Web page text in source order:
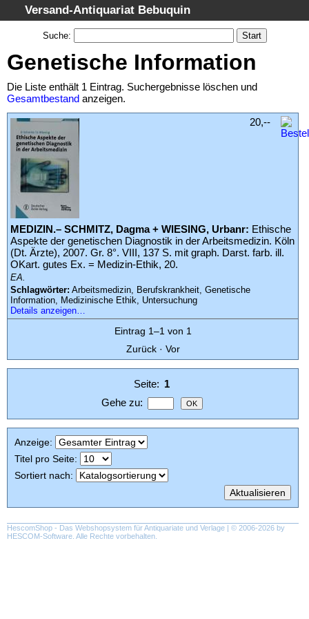
Versand-Antiquariat Bebuquin
Startseite
Suche
Schlagwörter
Suchergebnisse
Warenkorb
AGB
Widerruf
Datenschutz
Impressum
Suche:
Genetische Information
Die Liste enthält 1 Eintrag. Suchergebnisse löschen und
Gesamtbestand anzeigen.
MEDIZIN.– SCHMITZ, Dagma + WIESING, Urbanr: Ethische
Aspekte der genetischen Diagnostik in der Arbeitsmedizin. Köln
(Dt. Ärzte), 2007. Gr. 8°. VIII, 137 S. mit graph. Darst. farb. ill.
OKart. gutes Ex. = Medizin-Ethik, 20.
EA.
Schlagwörter: Arbeitsmedizin, Berufskrankheit, Genetische
Information, Medizinische Ethik, Untersuchung
Details anzeigen…
20,--
Eintrag 1–1 von 1
Zurück· Vor
Seite: 1
Gehe zu:
Anzeige:
Titel pro Seite:
Sortiert nach:
HescomShop - Das Webshopsystem für Antiquariate und Verlage | © 2006-2026 by
HESCOM-Software . Alle Rechte vorbehalten.